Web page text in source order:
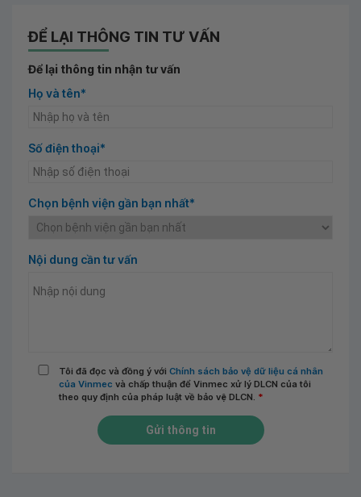
ĐỂ LẠI THÔNG TIN TƯ VẤN
Để lại thông tin nhận tư vấn
Họ và tên*
Số điện thoại*
Chọn bệnh viện gần bạn nhất*
Nội dung cần tư vấn
Tôi đã đọc và đồng ý với Chính sách bảo vệ dữ liệu cá nhân
của Vinmec và chấp thuận để Vinmec xử lý DLCN của tôi
theo quy định của pháp luật về bảo vệ DLCN. *
Gửi thông tin